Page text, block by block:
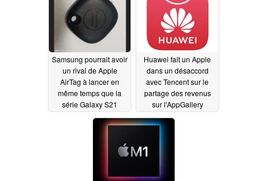
Samsung pourrait avoir
un rival de Apple
AirTag à lancer en
même temps que la
série Galaxy S21
01/03/2021
Huawei fait un Apple
dans un désaccord
avec Tencent sur le
partage des revenus
sur l'AppGallery
01/02/2021